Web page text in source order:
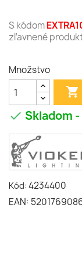
S kódom
zľavnené
Množstvo

 Skladom
Kód: 4234400
EAN: